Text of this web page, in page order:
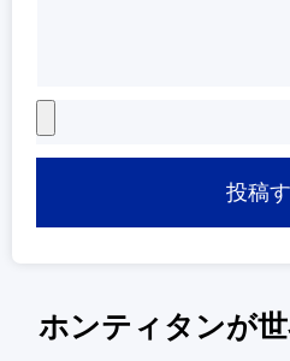
投稿
ホンティタンが